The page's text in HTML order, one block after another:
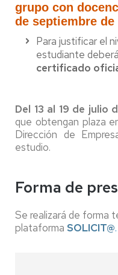
grupo con
de septiembre de
Para justificar el
estudiante
certificado
Del 13 al 19 de julio
que obtengan plaza
Dirección de
estudio.
Forma de
Se realizará de forma
plataforma SOLICIT@.